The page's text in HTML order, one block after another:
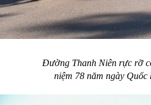
Đường Thanh Niên rực rỡ
niệm 78 năm ngày Quốc